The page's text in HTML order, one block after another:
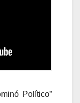
Político”